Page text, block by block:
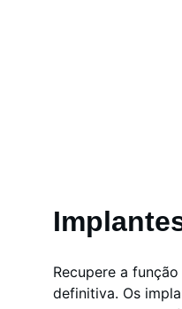
Recupere a
definitiva. Os